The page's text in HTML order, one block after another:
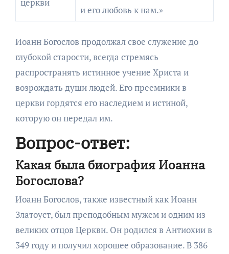
и его любовь к нам.»
Иоанн Богослов продолжал свое служение до
глубокой старости, всегда стремясь
распространять истинное учение Христа и
возрождать души людей. Его преемники в
церкви гордятся его наследием и истиной,
которую он передал им.
Вопрос-ответ:
Какая была биография Иоанна
Богослова?
Иоанн Богослов, также известный как Иоанн
Златоуст, был преподобным мужем и одним из
великих отцов Церкви. Он родился в Антиохии в
349 году и получил хорошее образование. В 386